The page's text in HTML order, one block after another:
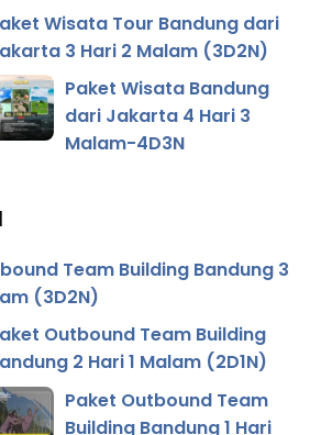
Wisata Tour Bandung dari
3 Hari 2 Malam (3D2N)
Paket Wisata Bandung
dari Jakarta 4 Hari 3
Malam-4D3N
Team Building Bandung 3
(3D2N)
Outbound Team Building
2 Hari 1 Malam (2D1N)
Paket Outbound Team
Building Bandung 1 Hari